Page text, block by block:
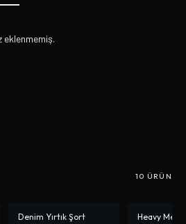
eklenmemiş.
10 ÜRÜN
-%0
Denim Yırtık Şort -%10
Heavy